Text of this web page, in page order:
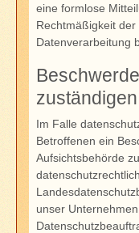
eine formlose
Rechtmäßigkeit
Datenverarbeitung
Im Falle
Betroffenen ein
Aufsichtsbehörde
unser